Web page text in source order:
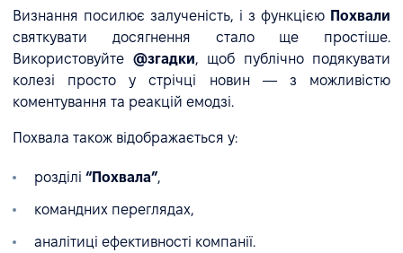
Визнання посилює залученість, і з функцією Похвали
святкувати досягнення стало ще простіше.
Використовуйте @згадки, щоб публічно подякувати
колезі просто у стрічці новин — з можливістю
коментування та реакцій емодзі.
Похвала також відображається у:
розділі “Похвала”,
командних переглядах,
аналітиці ефективності компанії.